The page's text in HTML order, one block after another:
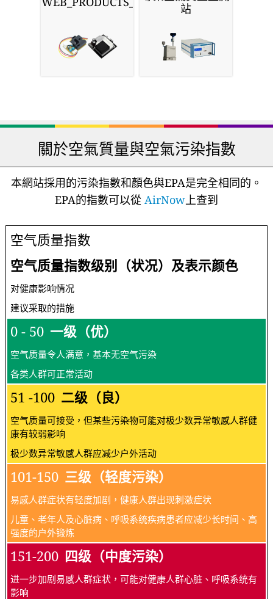
站
關於空氣質量與空氣污染指數
本網站採用的污染指數和顏色與EPA是完全相同的。
EPA的指數可以從 AirNow 上查到
空气质量指数
空气质量指数级别（状况）及表示颜色
对健康影响情况
建议采取的措施
0 - 50 一级（优）
空气质量令人满意，基本无空气污染
各类人群可正常活动
51 -100 二级（良）
空气质量可接受，但某些污染物可能对极少数异常敏感人群健
康有较弱影响
极少数异常敏感人群应减少户外活动
101-150 三级（轻度污染）
易感人群症状有轻度加剧，健康人群出现刺激症状
儿童、老年人及心脏病、呼吸系统疾病患者应减少长时间、高
强度的户外锻炼
151-200 四级（中度污染）
进一步加剧易感人群症状，可能对健康人群心脏、呼吸系统有
影响